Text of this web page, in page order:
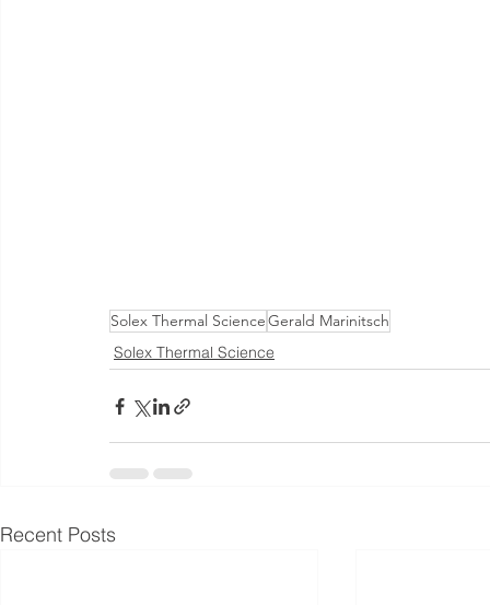
Solex Thermal ScienceGerald Marinitsch
Solex Thermal Science
Recent Posts